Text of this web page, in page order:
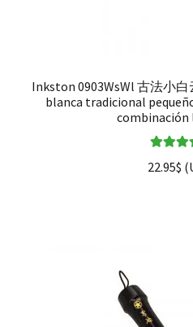
Inkston 0903WsWl 古法小白
blanca tradicional
combinación
5.00
22.95$ (